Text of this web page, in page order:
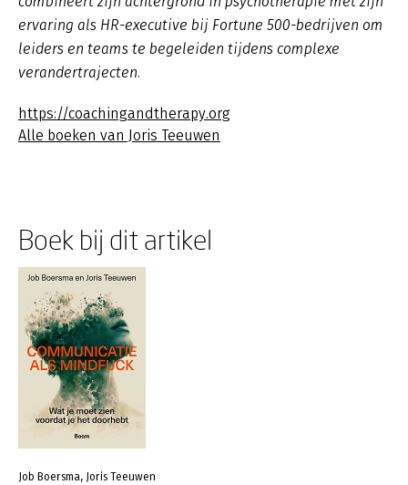
ervaring als HR-executive bij Fortune 500-bedrijven om
leiders en teams te begeleiden tijdens complexe
verandertrajecten.
https://coachingandtherapy.org
Alle boeken van Joris Teeuwen
Boek bij dit artikel
Job Boersma, Joris Teeuwen